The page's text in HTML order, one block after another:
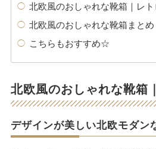
北欧風のおしゃれな靴箱｜レト
北欧風のおしゃれな靴箱まとめ
こちらもおすすめ☆
北欧風のおしゃれな靴箱
デザインが美しい北欧モダン